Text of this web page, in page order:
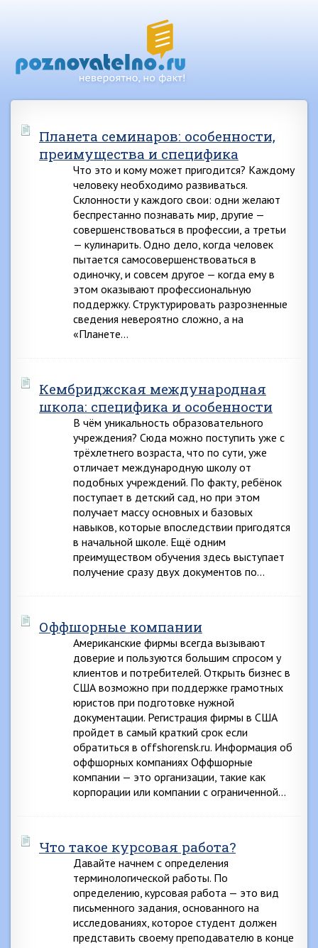
Планета семинаров: особенности,
преимущества и специфика
Что это и кому может пригодится? Каждому
человеку необходимо развиваться.
Склонности у каждого свои: одни желают
беспрестанно познавать мир, другие —
совершенствоваться в профессии, а третьи
— кулинарить. Одно дело, когда человек
пытается самосовершенствоваться в
одиночку, и совсем другое — когда ему в
этом оказывают профессиональную
поддержку. Структурировать разрозненные
сведения невероятно сложно, а на
«Планете…
Кембриджская международная
школа: специфика и особенности
В чём уникальность образовательного
учреждения? Сюда можно поступить уже с
трёхлетнего возраста, что по сути, уже
отличает международную школу от
подобных учреждений. По факту, ребёнок
поступает в детский сад, но при этом
получает массу основных и базовых
навыков, которые впоследствии пригодятся
в начальной школе. Ещё одним
преимуществом обучения здесь выступает
получение сразу двух документов по…
Оффшорные компании
Американские фирмы всегда вызывают
доверие и пользуются большим спросом у
клиентов и потребителей. Открыть бизнес в
США возможно при поддержке грамотных
юристов при подготовке нужной
документации. Регистрация фирмы в США
пройдет в самый краткий срок если
обратиться в offshorensk.ru. Информация об
оффшорных компаниях Оффшорные
компании — это организации, такие как
корпорации или компании с ограниченной…
Что такое курсовая работа?
Давайте начнем с определения
терминологической работы. По
определению, курсовая работа — это вид
письменного задания, основанного на
исследованиях, которое студент должен
представить своему преподавателю в конце